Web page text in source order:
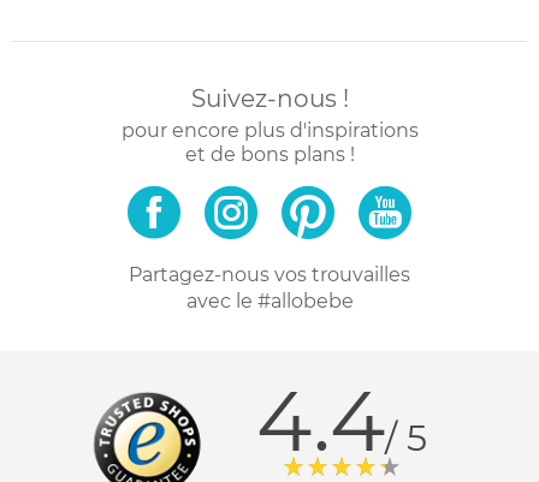
Suivez-nous !
pour encore plus d'inspirations
et de bons plans !
Partagez-nous vos trouvailles
avec le #allobebe
4.4/ 5